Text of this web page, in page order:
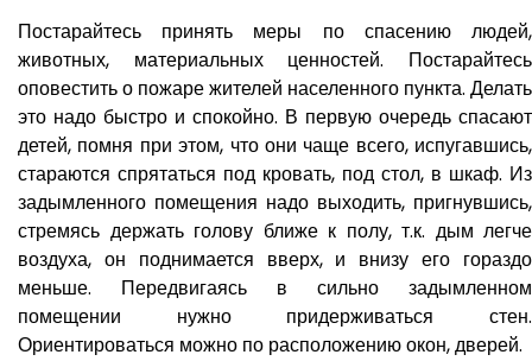
Постарайтесь принять меры по спасению людей,
животных, материальных ценностей. Постарайтесь
оповестить о пожаре жителей населенного пункта. Делать
это надо быстро и спокойно. В первую очередь спасают
детей, помня при этом, что они чаще всего, испугавшись,
стараются спрятаться под кровать, под стол, в шкаф. Из
задымленного помещения надо выходить, пригнувшись,
стремясь держать голову ближе к полу, т.к. дым легче
воздуха, он поднимается вверх, и внизу его гораздо
меньше. Передвигаясь в сильно задымленном
помещении нужно придерживаться стен.
Ориентироваться можно по расположению окон, дверей.